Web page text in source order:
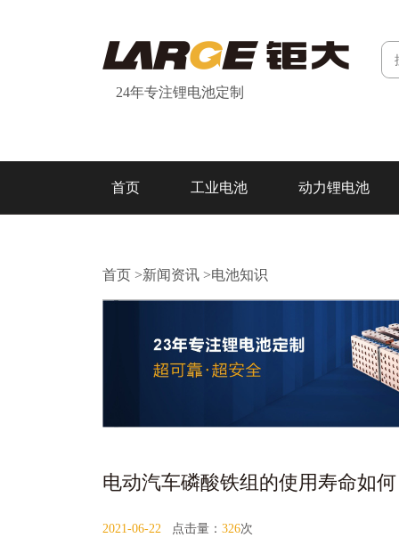
24年专注锂电池定制
首页 工业电池 动力锂电池
首页 >新闻资讯 >电池知识
电动汽车磷酸铁组的使用寿命如
2021-06-22 点击量： 326次